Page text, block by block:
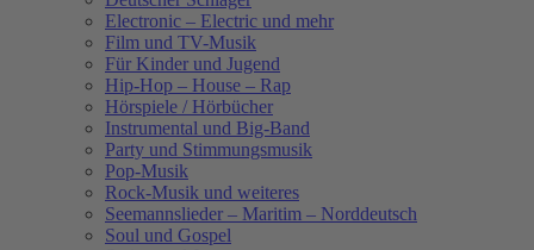
Electronic – Electric und mehr
Film und TV-Musik
Für Kinder und Jugend
Hip-Hop – House – Rap
Hörspiele / Hörbücher
Instrumental und Big-Band
Party und Stimmungsmusik
Pop-Musik
Rock-Musik und weiteres
Seemannslieder – Maritim – Norddeutsch
Soul und Gospel